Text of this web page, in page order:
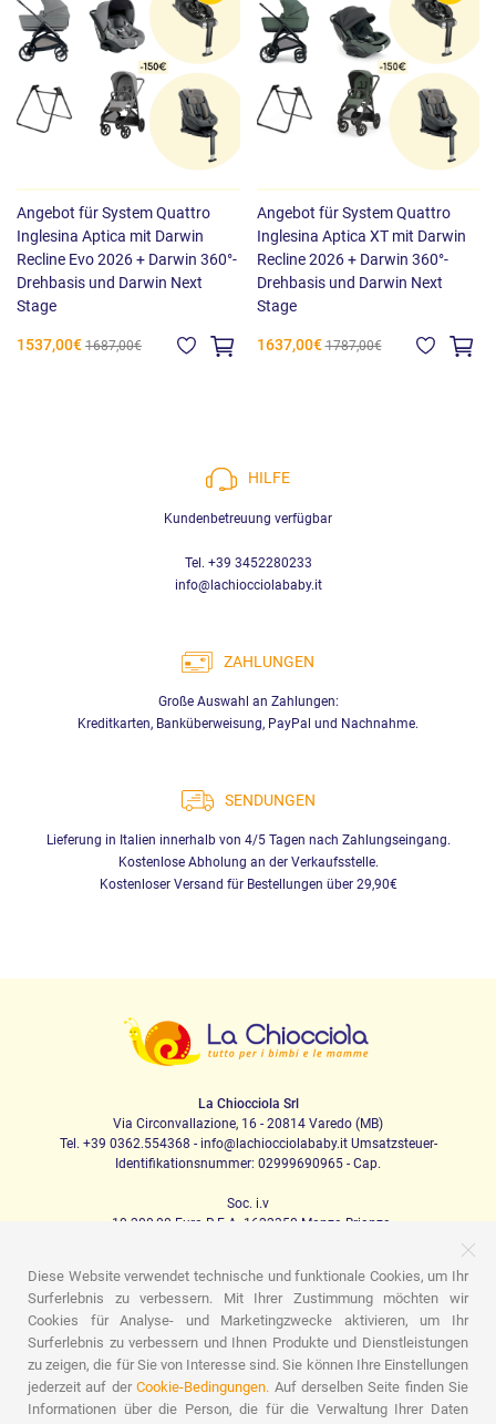
Angebot für System Quattro
Inglesina Aptica mit Darwin
Recline Evo 2026 + Darwin 360°-
Drehbasis und Darwin Next
Stage
1537,00€ 1687,00€
Angebot für System Quattro
Inglesina Aptica XT mit Darwin
Recline 2026 + Darwin 360°-
Drehbasis und Darwin Next
Stage
1637,00€ 1787,00€
HILFE
Kundenbetreuung verfügbar
Tel. +39 3452280233
info@lachiocciolababy.it
ZAHLUNGEN
Große Auswahl an Zahlungen:
Kreditkarten, Banküberweisung, PayPal und Nachnahme.
SENDUNGEN
Lieferung in Italien innerhalb von 4/5 Tagen nach Zahlungseingang.
Kostenlose Abholung an der Verkaufsstelle.
Kostenloser Versand für Bestellungen über 29,90€
La Chiocciola Srl
Via Circonvallazione, 16 - 20814 Varedo (MB)
Tel. +39 0362.554368 - info@lachiocciolababy.it Umsatzsteuer-
Identifikationsnummer: 02999690965 - Cap.
Soc. i.v
. 10.200,00 Euro R.E.A. 1622350 Monza Brianza
PRODOTTI
Ich laufe
Kindersitze Das Haus
Babynahrung
Schlafen
Babyhygiene Mama und Baby
Bekleidung
Spiel
Geschenk-Karte Set für Babys
Geschenk-Ideen
Zimmer für Kinder
Werbeaktionen Werbeaktionen Marchi
Diese Website verwendet technische und funktionale Cookies, um Ihr
Surferlebnis zu verbessern. Mit Ihrer Zustimmung möchten wir
Cookies für Analyse- und Marketingzwecke aktivieren, um Ihr
Surferlebnis zu verbessern und Ihnen Produkte und Dienstleistungen
zu zeigen, die für Sie von Interesse sind. Sie können Ihre Einstellungen
jederzeit auf derCookie-Bedingungen. Auf derselben Seite finden Sie
Informationen über die Person, die für die Verwaltung Ihrer Daten